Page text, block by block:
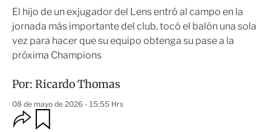
El hijo de un exjugador del Lens entró al campo en la
jornada más importante del club, tocó el balón una sola
vez para hacer que su equipo obtenga su pase a la
próxima Champions
Por: Ricardo Thomas
08 de mayo de 2026 - 15:55 Hrs
O
p